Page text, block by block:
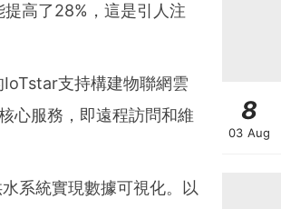
高了28%，這是引人注
支持構建物聯網雲
心服務，即遠程訪問和維
系統實現數據可視化。以
8
03 Aug